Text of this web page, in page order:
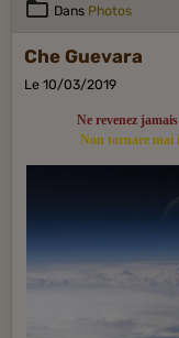
Dans Photos
Che Guevara
Le 10/03/2019
Ne revenez jamais
Non tornare mai